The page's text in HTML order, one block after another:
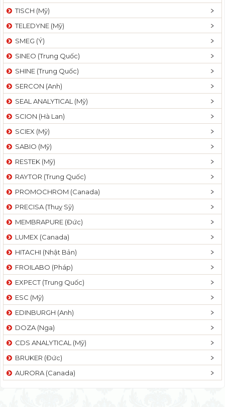
TISCH (Mỹ)
TELEDYNE (Mỹ)
SMEG (Ý)
SINEO (Trung Quốc)
SHINE (Trung Quốc)
SERCON (Anh)
SEAL ANALYTICAL (Mỹ)
SCION (Hà Lan)
SCIEX (Mỹ)
SABIO (Mỹ)
RESTEK (Mỹ)
RAYTOR (Trung Quốc)
PROMOCHROM (Canada)
PRECISA (Thuỵ Sỹ)
MEMBRAPURE (Đức)
LUMEX (Canada)
HITACHI (Nhật Bản)
FROILABO (Pháp)
EXPECT (Trung Quốc)
ESC (Mỹ)
EDINBURGH (Anh)
DOZA (Nga)
CDS ANALYTICAL (Mỹ)
BRUKER (Đức)
AURORA (Canada)